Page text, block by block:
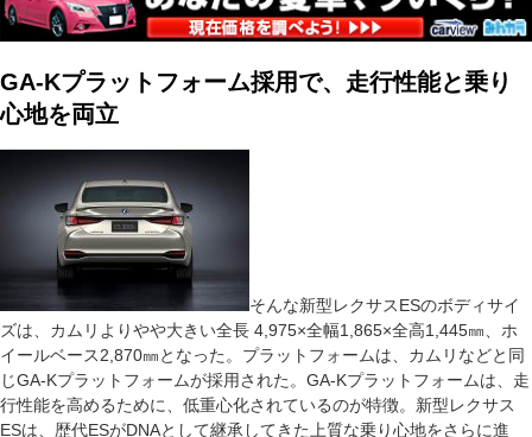
GA-Kプラットフォーム採用で、走行性能と乗り
心地を両立
そんな新型レクサスESのボディサイ
ズは、カムリよりやや大きい全長 4,975×全幅1,865×全高1,445㎜、ホ
イールベース2,870㎜となった。プラットフォームは、カムリなどと同
じGA-Kプラットフォームが採用された。GA-Kプラットフォームは、走
行性能を高めるために、低重心化されているのが特徴。新型レクサス
ESは、歴代ESがDNAとして継承してきた上質な乗り心地をさらに進